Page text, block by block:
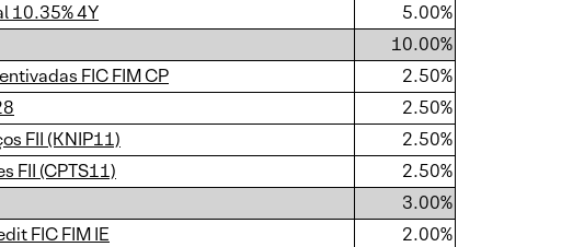
10.35% 4Y
5.00%
10.00%
FIC FIM CP
2.50%
2.50%
FII (KNIP11)
2.50%
FII (CPTS11)
2.50%
3.00%
FIC FIM IE
2.00%